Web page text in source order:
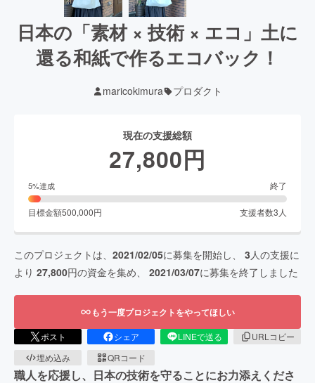
日本の「素材 × 技術 × エコ」土に
還る和紙で作るエコバック！
maricokimura プロダクト
現在の支援総額
27,800円
5%達成 終了
目標金額500,000円 支援者数3 人
このプロジェクトは、 2021/02/05に募集を開始し、 3人の支援に
より 27,800円の資金を集め、 2021/03/07に募集を終了しました
もう一度プロジェクトをやってほしい
ポスト シェア LINEで送る
URLコピー
埋め込み
QRコード
職人を応援し、日本の技術を守ることにお力添えくださ